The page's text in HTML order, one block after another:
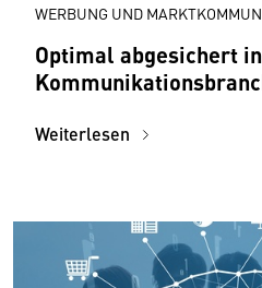
WERBUNG UND
Optimal abgesichert
Weiterlesen